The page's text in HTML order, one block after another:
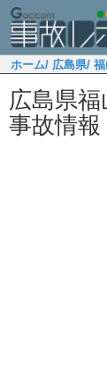
ホーム/ 広島県/
広島県
事故情報